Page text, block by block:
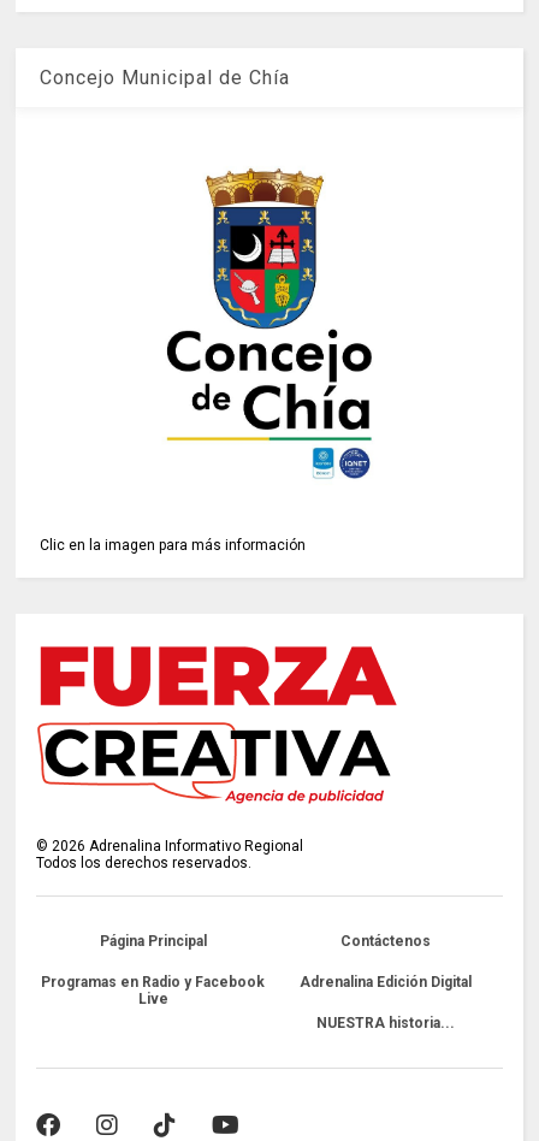
Concejo Municipal de Chía
Clic en la imagen para más información
©2026 Adrenalina Informativo Regional
Todos los derechos reservados.
Página Principal Contáctenos
Programas en Radio y Facebook
Live
Adrenalina Edición Digital
NUESTRA historia...